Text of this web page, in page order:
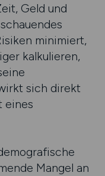
Geld und
minimiert,
kalkulieren,
sich direkt
eines
Mangel an